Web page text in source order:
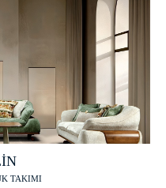
TAKIMI